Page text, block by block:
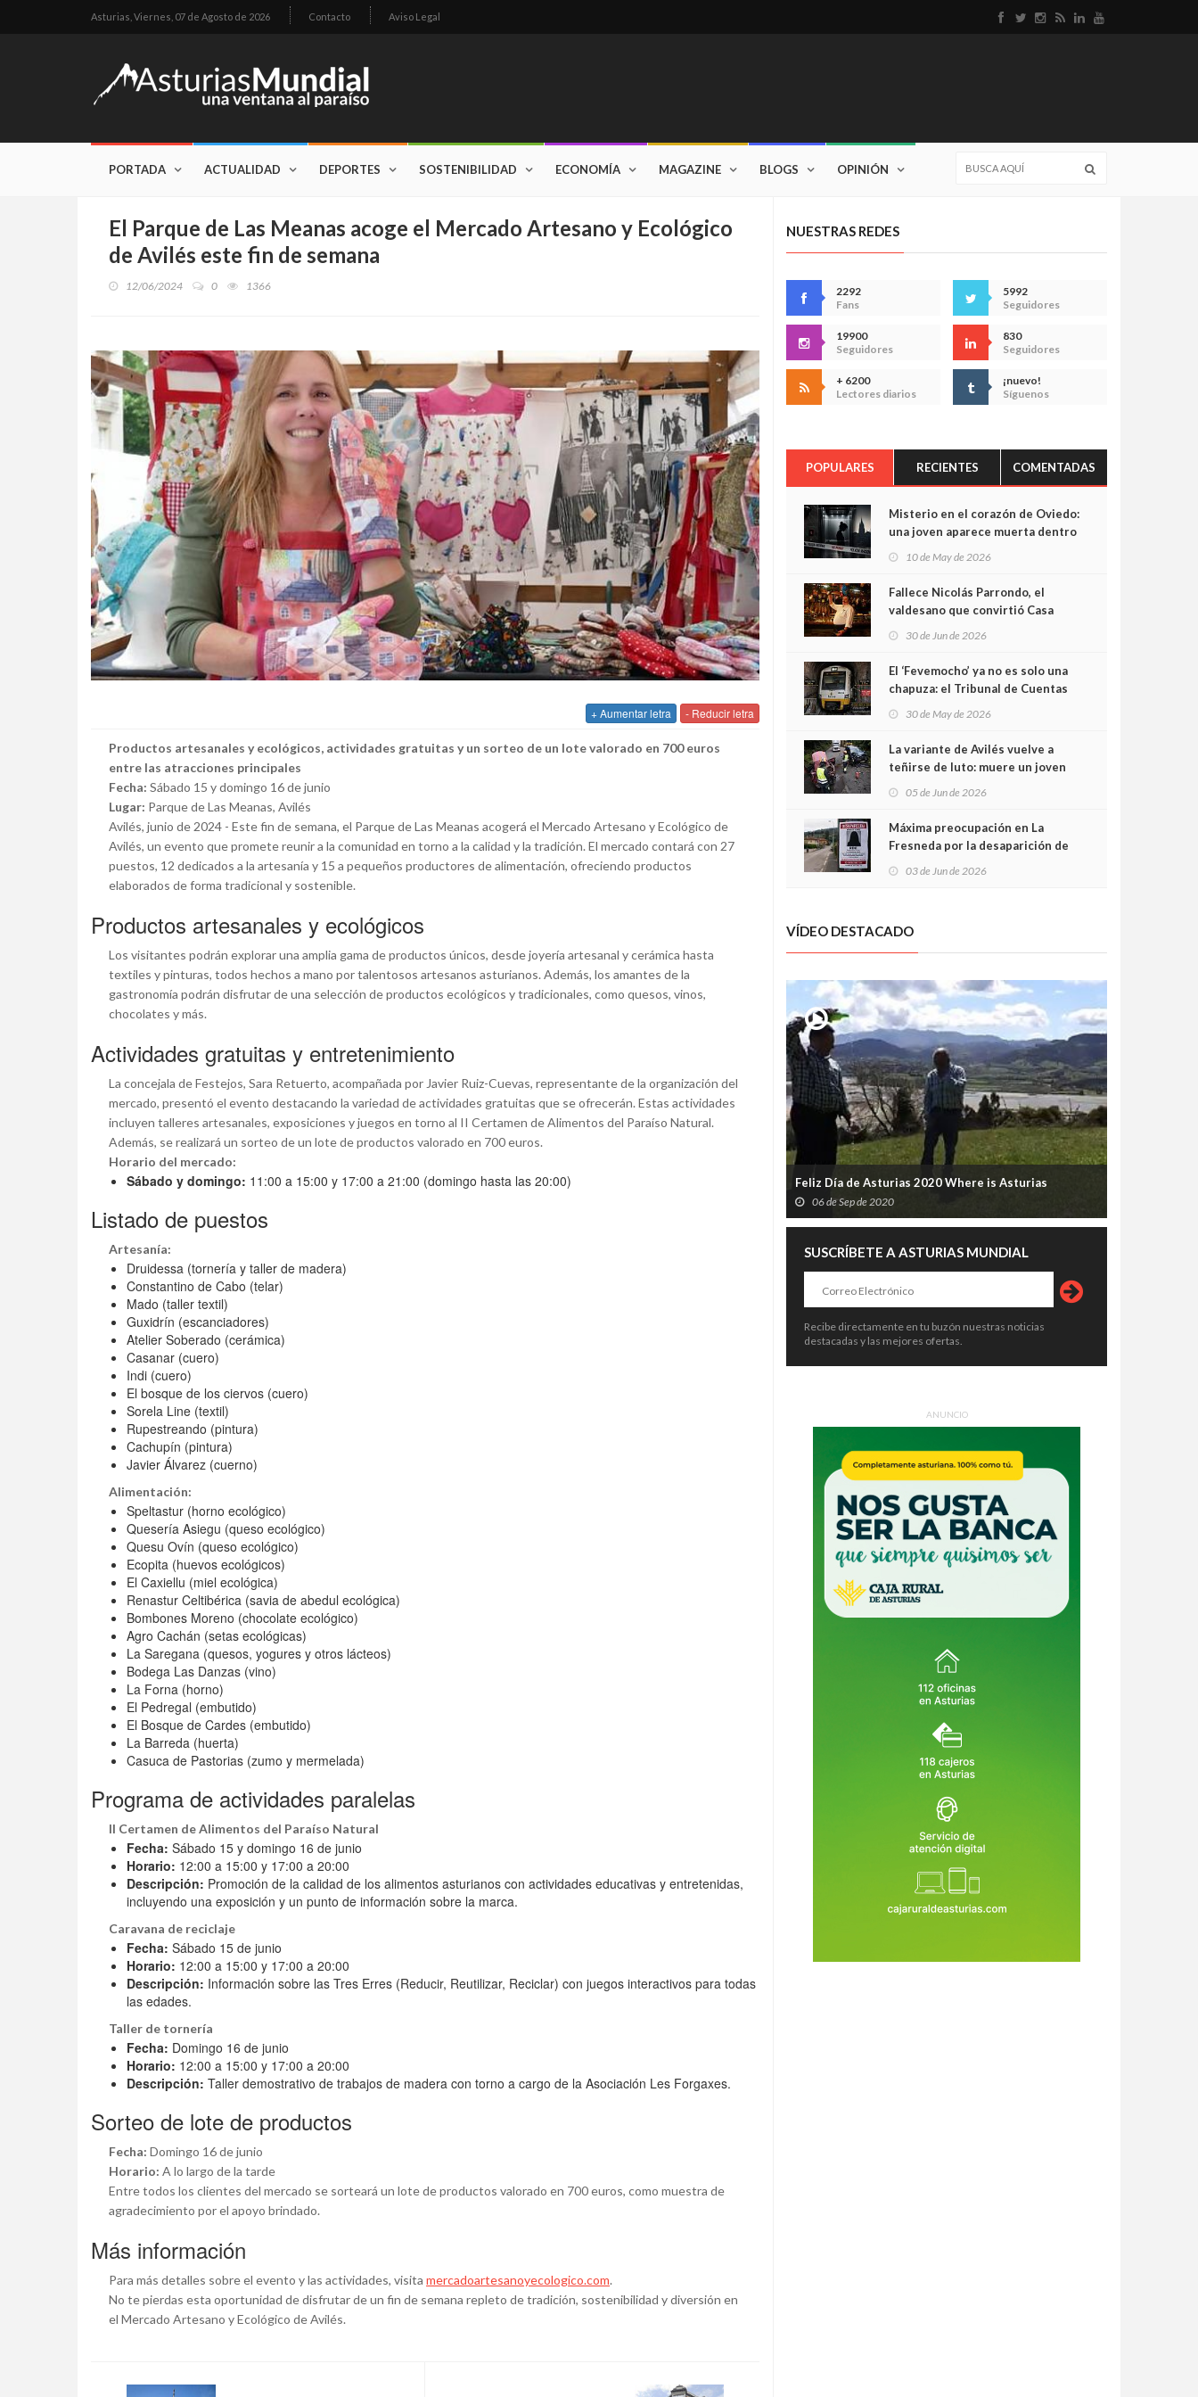
Asturias, Viernes, 07 de Agosto de 2026 Contacto Aviso Legal
PORTADA ACTUALIDAD DEPORTES SOSTENIBILIDAD ECONOMÍA MAGAZINE BLOGS OPINIÓN
El Parque de Las Meanas acoge el Mercado Artesano y Ecológico
de Avilés este fin de semana
12/06/2024 0 1366
+ Aumentar letra - Reducir letra
Productos artesanales y ecológicos, actividades gratuitas y un sorteo de un lote valorado en 700 euros
entre las atracciones principales
Fecha: Sábado 15 y domingo 16 de junio
Lugar: Parque de Las Meanas, Avilés
Avilés, junio de 2024 - Este fin de semana, el Parque de Las Meanas acogerá el Mercado Artesano y Ecológico de
Avilés, un evento que promete reunir a la comunidad en torno a la calidad y la tradición. El mercado contará con 27
puestos, 12 dedicados a la artesanía y 15 a pequeños productores de alimentación, ofreciendo productos
elaborados de forma tradicional y sostenible.
Productos artesanales y ecológicos
Los visitantes podrán explorar una amplia gama de productos únicos, desde joyería artesanal y cerámica hasta
textiles y pinturas, todos hechos a mano por talentosos artesanos asturianos. Además, los amantes de la
gastronomía podrán disfrutar de una selección de productos ecológicos y tradicionales, como quesos, vinos,
chocolates y más.
Actividades gratuitas y entretenimiento
La concejala de Festejos, Sara Retuerto, acompañada por Javier Ruiz-Cuevas, representante de la organización del
mercado, presentó el evento destacando la variedad de actividades gratuitas que se ofrecerán. Estas actividades
incluyen talleres artesanales, exposiciones y juegos en torno al II Certamen de Alimentos del Paraíso Natural.
Además, se realizará un sorteo de un lote de productos valorado en 700 euros.
Horario del mercado:
Sábado y domingo: 11:00 a 15:00 y 17:00 a 21:00 (domingo hasta las 20:00)
Listado de puestos
Artesanía:
Druidessa (tornería y taller de madera)
Constantino de Cabo (telar)
Mado (taller textil)
Guxidrín (escanciadores)
Atelier Soberado (cerámica)
Casanar (cuero)
Indi (cuero)
El bosque de los ciervos (cuero)
Sorela Line (textil)
Rupestreando (pintura)
Cachupín (pintura)
Javier Álvarez (cuerno)
Alimentación:
Speltastur (horno ecológico)
Quesería Asiegu (queso ecológico)
Quesu Ovín (queso ecológico)
Ecopita (huevos ecológicos)
El Caxiellu (miel ecológica)
Renastur Celtibérica (savia de abedul ecológica)
Bombones Moreno (chocolate ecológico)
Agro Cachán (setas ecológicas)
La Saregana (quesos, yogures y otros lácteos)
Bodega Las Danzas (vino)
La Forna (horno)
El Pedregal (embutido)
El Bosque de Cardes (embutido)
La Barreda (huerta)
Casuca de Pastorias (zumo y mermelada)
Programa de actividades paralelas
II Certamen de Alimentos del Paraíso Natural
Fecha: Sábado 15 y domingo 16 de junio
Horario: 12:00 a 15:00 y 17:00 a 20:00
Descripción: Promoción de la calidad de los alimentos asturianos con actividades educativas y entretenidas,
incluyendo una exposición y un punto de información sobre la marca.
Caravana de reciclaje
Fecha: Sábado 15 de junio
Horario: 12:00 a 15:00 y 17:00 a 20:00
Descripción: Información sobre las Tres Erres (Reducir, Reutilizar, Reciclar) con juegos interactivos para todas
las edades.
Taller de tornería
Fecha: Domingo 16 de junio
Horario: 12:00 a 15:00 y 17:00 a 20:00
Descripción: Taller demostrativo de trabajos de madera con torno a cargo de la Asociación Les Forgaxes.
Sorteo de lote de productos
Fecha: Domingo 16 de junio
Horario: A lo largo de la tarde
Entre todos los clientes del mercado se sorteará un lote de productos valorado en 700 euros, como muestra de
agradecimiento por el apoyo brindado.
Más información
Para más detalles sobre el evento y las actividades, visita mercadoartesanoyecologico.com.
No te pierdas esta oportunidad de disfrutar de un fin de semana repleto de tradición, sostenibilidad y diversión en
el Mercado Artesano y Ecológico de Avilés.
NUESTRAS REDES
2292
Fans
5992
Seguidores
19900
Seguidores
830
Seguidores
+ 6200
Lectores diarios
¡nuevo!
Síguenos
POPULARES RECIENTES COMENTADAS
Misterio en el corazón de Oviedo:
una joven aparece muerta dentro
cámaras captan sus últimos
minutos
10 de May de 2026
Fallece Nicolás Parrondo, el
valdesano que convirtió Casa
30 de Jun de 2026
El ‘Fevemocho’ ya no es solo una
chapuza: el Tribunal de Cuentas
sobrecoste de los trenes que no
cabían por los túneles
30 de May de 2026
La variante de Avilés vuelve a
teñirse de luto: muere un joven
05 de Jun de 2026
Máxima preocupación en La
Fresneda por la desaparición de
03 de Jun de 2026
VÍDEO DESTACADO
Feliz Día de Asturias 2020 Where is Asturias
06 de Sep de 2020
SUSCRÍBETE A ASTURIAS MUNDIAL
Recibe directamente en tu buzón nuestras noticias
destacadas y las mejores ofertas.
ANUNCIO